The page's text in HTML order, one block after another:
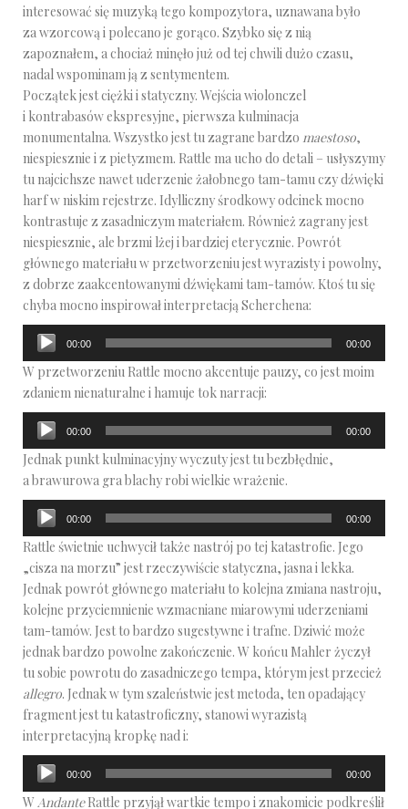
interesować się muzyką tego kompozytora, uznawana było
za wzorcową i polecano je gorąco. Szybko się z nią
zapoznałem, a chociaż minęło już od tej chwili dużo czasu,
nadal wspominam ją z sentymentem.
Początek jest ciężki i statyczny. Wejścia wiolonczel
i kontrabasów ekspresyjne, pierwsza kulminacja
monumentalna. Wszystko jest tu zagrane bardzo maestoso,
niespiesznie i z pietyzmem. Rattle ma ucho do detali – usłyszymy
tu najcichsze nawet uderzenie żałobnego tam-tamu czy dźwięki
harf w niskim rejestrze. Idylliczny środkowy odcinek mocno
kontrastuje z zasadniczym materiałem. Również zagrany jest
niespiesznie, ale brzmi lżej i bardziej eterycznie. Powrót
głównego materiału w przetworzeniu jest wyrazisty i powolny,
z dobrze zaakcentowanymi dźwiękami tam-tamów. Ktoś tu się
chyba mocno inspirował interpretacją Scherchena:
Odtwarzacz
plików
dźwiękowych
00:00 00:00
W przetworzeniu Rattle mocno akcentuje pauzy, co jest moim
zdaniem nienaturalne i hamuje tok narracji:
Odtwarzacz
plików
dźwiękowych
00:00 00:00
Jednak punkt kulminacyjny wyczuty jest tu bezbłędnie,
a brawurowa gra blachy robi wielkie wrażenie.
Odtwarzacz
plików
dźwiękowych
00:00 00:00
Rattle świetnie uchwycił także nastrój po tej katastrofie. Jego
„cisza na morzu” jest rzeczywiście statyczna, jasna i lekka.
Jednak powrót głównego materiału to kolejna zmiana nastroju,
kolejne przyciemnienie wzmacniane miarowymi uderzeniami
tam-tamów. Jest to bardzo sugestywne i trafne. Dziwić może
jednak bardzo powolne zakończenie. W końcu Mahler życzył
tu sobie powrotu do zasadniczego tempa, którym jest przecież
allegro. Jednak w tym szaleństwie jest metoda, ten opadający
fragment jest tu katastroficzny, stanowi wyrazistą
interpretacyjną kropkę nad i:
Odtwarzacz
plików
00:00 00:00
WAndanteRattle przyjął wartkie tempo i znakomicie podkreślił